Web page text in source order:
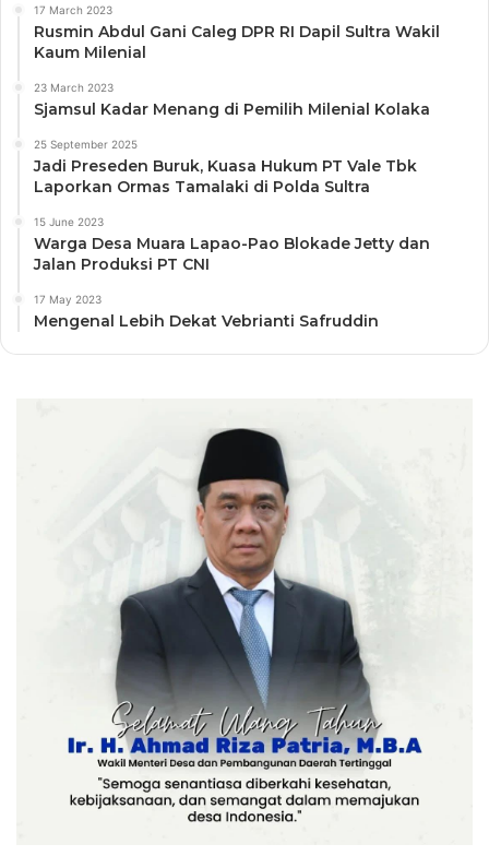
17 March 2023
Rusmin Abdul Gani Caleg DPR RI Dapil Sultra Wakil
Kaum Milenial
23 March 2023
Sjamsul Kadar Menang di Pemilih Milenial Kolaka
25 September 2025
Jadi Preseden Buruk, Kuasa Hukum PT Vale Tbk
Laporkan Ormas Tamalaki di Polda Sultra
15 June 2023
Warga Desa Muara Lapao-Pao Blokade Jetty dan
Jalan Produksi PT CNI
17 May 2023
Mengenal Lebih Dekat Vebrianti Safruddin